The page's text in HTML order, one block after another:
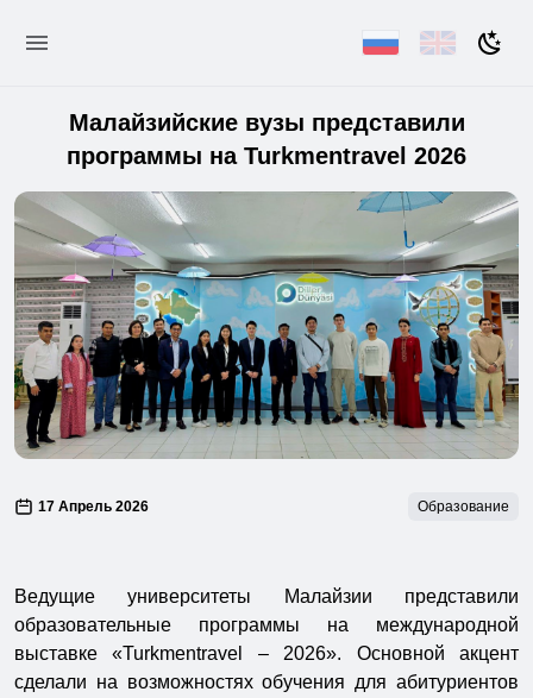
Малайзийские вузы представили
программы на Turkmentravel 2026
17 Апрель 2026 Образование
Ведущие университеты Малайзии представили
образовательные программы на международной
выставке «Turkmentravel – 2026». Основной акцент
сделали на возможностях обучения для абитуриентов